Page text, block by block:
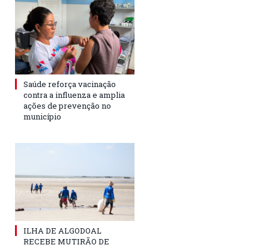
Saúde reforça vacinação
contra a influenza e amplia
ações de prevenção no
município
ILHA DE ALGODOAL
RECEBE MUTIRÃO DE